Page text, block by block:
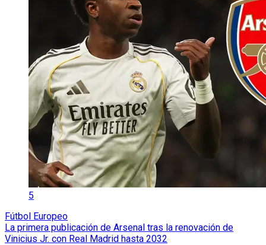
5
Fútbol Europeo
La primera publicación de Arsenal tras la renovación de
Vinicius Jr. con Real Madrid hasta 2032